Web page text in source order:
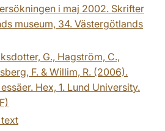
i maj 2002. Skrifter
museum, 34. Västergötlands
G., Hagström, C.,
F. & Willim, R. (2006).
Hex, 1. Lund University.